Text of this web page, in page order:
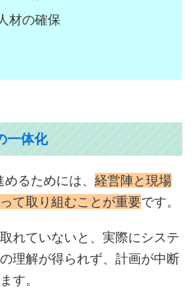
材の確保
一体化
るためには、 経営陣と現場
て取り組むことが重要です。
れていないと、実際にシステ
理解が得られず、計画が中断
す。